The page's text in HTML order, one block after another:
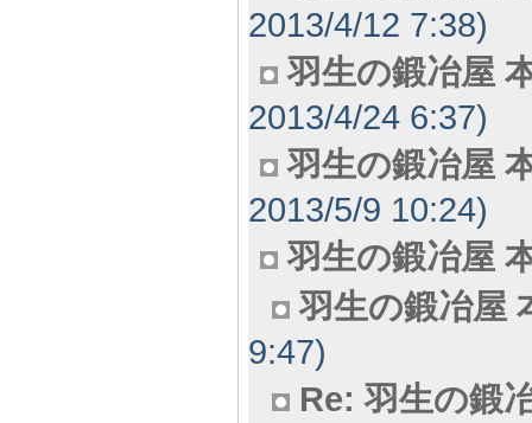
2013/4/12 7:38)
羽生の鍛冶屋
2013/4/24 6:37)
羽生の鍛冶屋
2013/5/9 10:24)
羽生の鍛冶屋
羽生の鍛冶屋
9:47)
Re: 羽生の鍛